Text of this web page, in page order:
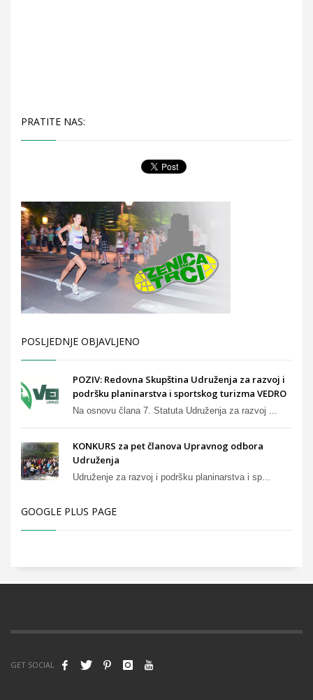
PRATITE NAS:
POSLJEDNJE OBJAVLJENO
POZIV: Redovna Skupština Udruženja za razvoj i
podršku planinarstva i sportskog turizma VEDRO
Na osnovu člana 7. Statuta Udruženja za razvoj ...
KONKURS za pet članova Upravnog odbora
Udruženja
Udruženje za razvoj i podršku planinarstva i sp...
GOOGLE PLUS PAGE
GET SOCIAL